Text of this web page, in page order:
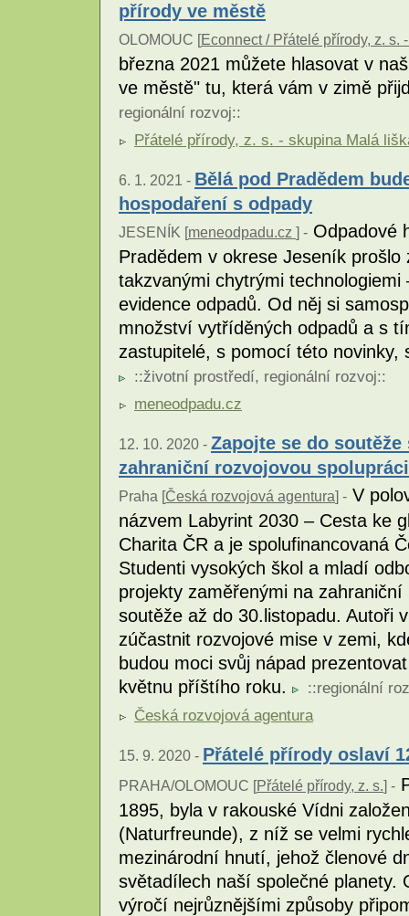
přírody ve městě
OLOMOUC [Econnect / Přátelé přírody, z. s.
března 2021 můžete hlasovat v
ve městě" tu, která vám v zimě
regionální rozvoj::
Přátelé přírody, z. s. - skupina Malá
6. 1. 2021 - Bělá pod Pradědem
hospodaření s odpady
JESENÍK [meneodpadu.cz ] - Odpadové
Pradědem v okrese Jeseník
takzvanými chytrými
evidence odpadů. Od něj si
množství vytříděných odpadů a s
zastupitelé, s pomocí této
::životní prostředí, regionální rozvoj::
meneodpadu.cz
12. 10. 2020 - Zapojte se do
zahraniční rozvojovou spolupráci
Praha [ Česká rozvojová agentura ] - V
názvem Labyrint 2030 – Cesta ke
Charita ČR a je spolufinancovaná
Studenti vysokých škol a mladí
projekty zaměřenými na
soutěže až do 30.listopadu. Autoři
zúčastnit rozvojové mise v zemi,
budou moci svůj nápad
květnu příštího roku.
::regionální
Česká rozvojová agentura
15. 9. 2020 - Přátelé přírody oslaví
PRAHA/OLOMOUC [Přátelé přírody, z. s.] -
1895, byla v rakouské Vídni
(Naturfreunde), z níž se velmi
mezinárodní hnutí, jehož členové
světadílech naší společné
výročí nejrůznějšími způsoby